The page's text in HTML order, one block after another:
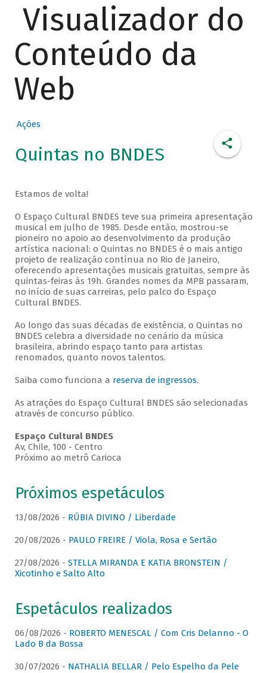
Visualizador do
Conteúdo da
Web
Ações
Quintas no BNDES
Estamos de volta!
O Espaço Cultural BNDES teve sua primeira apresentação
musical em julho de 1985. Desde então, mostrou-se
pioneiro no apoio ao desenvolvimento da produção
artística nacional: o Quintas no BNDES é o mais antigo
projeto de realização contínua no Rio de Janeiro,
oferecendo apresentações musicais gratuitas, sempre às
quintas-feiras às 19h. Grandes nomes da MPB passaram,
no início de suas carreiras, pelo palco do Espaço
Cultural BNDES.
Ao longo das suas décadas de existência, o Quintas no
BNDES celebra a diversidade no cenário da música
brasileira, abrindo espaço tanto para artistas
renomados, quanto novos talentos.
Saiba como funciona a reserva de ingressos.
As atrações do Espaço Cultural BNDES são selecionadas
através de concurso público.
Espaço Cultural BNDES
Av, Chile, 100 - Centro
Próximo ao metrô Carioca
Próximos espetáculos
13/08/2026 - RÚBIA DIVINO / Liberdade
20/08/2026 - PAULO FREIRE / Viola, Rosa e Sertão
27/08/2026 - STELLA MIRANDA E KATIA BRONSTEIN /
Xicotinho e Salto Alto
Espetáculos realizados
06/08/2026 - ROBERTO MENESCAL / Com Cris Delanno - O
Lado B da Bossa
30/07/2026 - NATHALIA BELLAR / Pelo Espelho da Pele